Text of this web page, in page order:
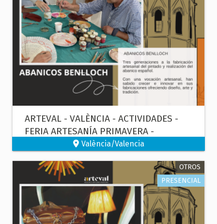
ARTEVAL - VALÈNCIA - ACTIVIDADES -
FERIA ARTESANÍA PRIMAVERA -
PINTURA DE ABANICOS
València/Valencia
OTROS
PRESENCIAL